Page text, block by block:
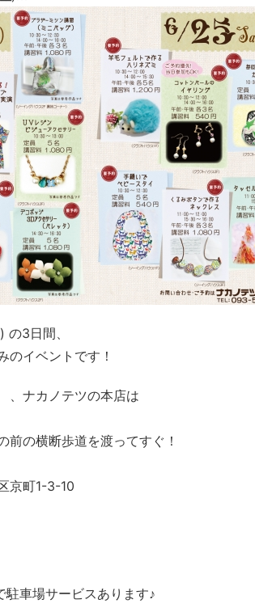
3日間、
のイベントです！
ナカノテツの本店は
前の横断歩道を渡ってすぐ！
京町1-3-10
車場サービスあります♪